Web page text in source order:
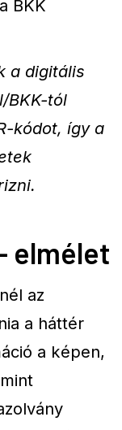
BKK
a digitális
BKK-tól
kódot, így a
elmélet
az
a háttér
a képen,